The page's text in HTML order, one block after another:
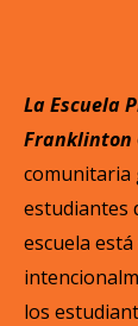
La Escuela
Franklinton
comunitaria
estudiantes
escuela
los